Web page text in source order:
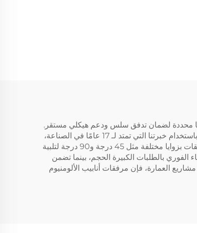
محددة لضمان تدفق سلس ودعم هيكلي مستقر.
وباعتبارها جزءًا رئيسيًا من حلول الألومنيوم الشاملة لدينا، تُصَنَّع مرفقات أنابيب الألومنيوم بدقة باستخدام مواد ألومنيوم عالية الجودة. وباستخدام خبرتنا التي تمتد لـ 17 عامًا في الصناعة،
فقد اكتسبنا خبرة واسعة في تقنيات التصنيع التي تضمن دقة أبعاد متسقة وخصائص ميكانيكية ممتازة لهذه المرفقات. وتتوفر هذه المرفقات بزوايا مختلفة مثل 45 درجة و90 درجة لتلبية
والآلات. إن طاقتنا الإنتاجية السنوية البالغة 35,000 طن تمكننا من الوفاء الفوري بالطلبات الكبيرة الحجم، بينما تضمن
العمارة، فإن مرفقات أنابيب الألومنيوم